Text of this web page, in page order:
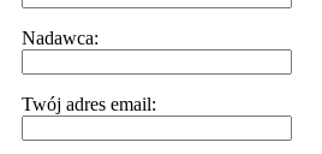
Nadawca:
Twój adres email: